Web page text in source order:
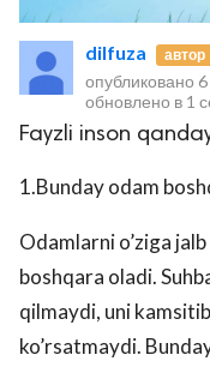
dilfuza автор
опубликовано 6
обновлено в 1
Fayzli inson
1.Bunday odam
Odamlarni o’ziga
boshqara oladi.
qilmaydi, uni
ko’rsatmaydi.